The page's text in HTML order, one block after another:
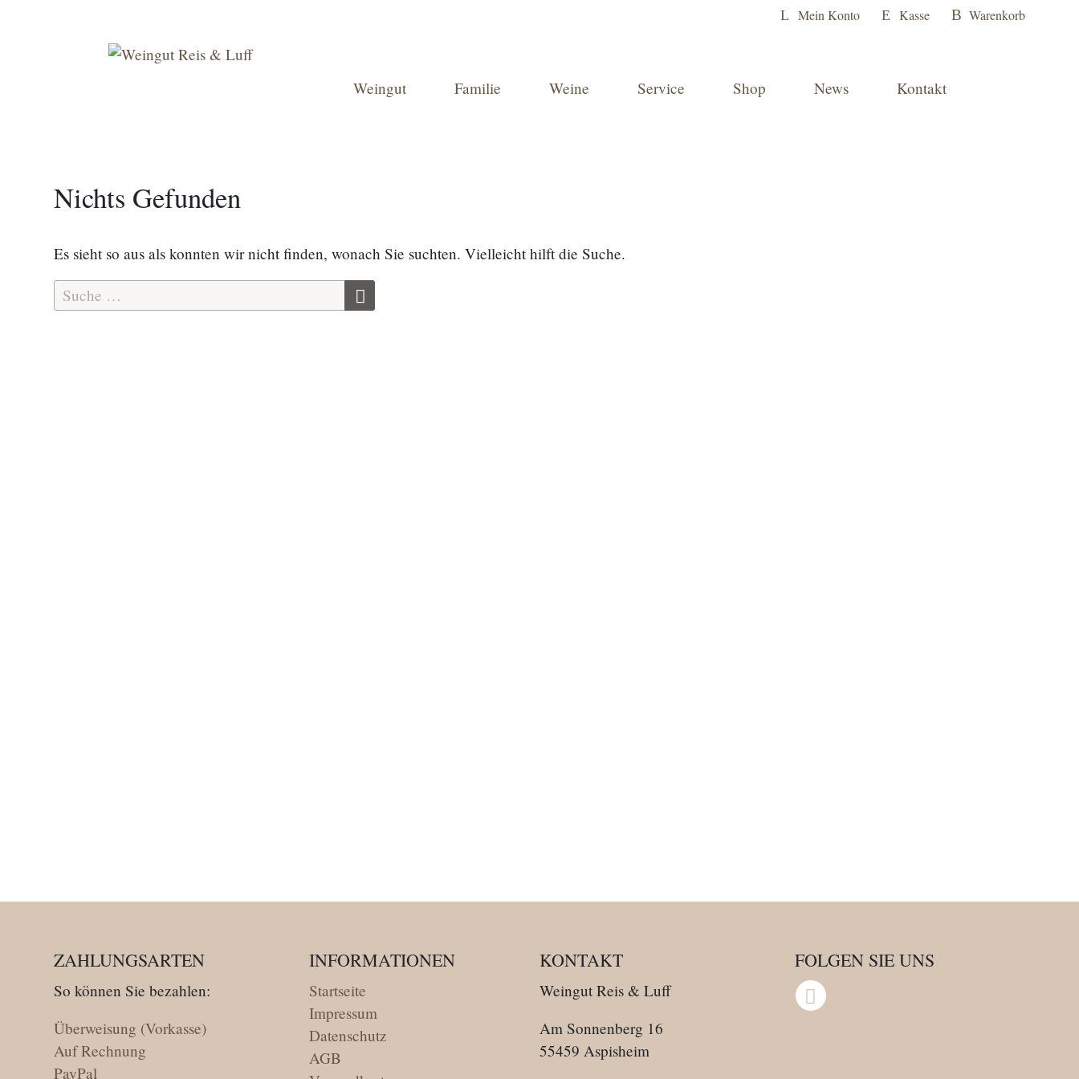
Mein Konto Kasse Warenkorb
Weingut Familie Weine Service Shop News Kontakt
Nichts Gefunden
Es sieht so aus als konnten wir nicht finden, wonach Sie suchten. Vielleicht hilft die Suche.
Suche
nach:
Suche
ZAHLUNGSARTEN
So können Sie bezahlen:
Überweisung (Vorkasse)
Auf Rechnung
PayPal
INFORMATIONEN
Startseite
Impressum
Datenschutz
AGB
KONTAKT
Weingut Reis & Luff
Am Sonnenberg 16
55459 Aspisheim
FOLGEN SIE UNS